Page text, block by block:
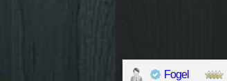
Fogel